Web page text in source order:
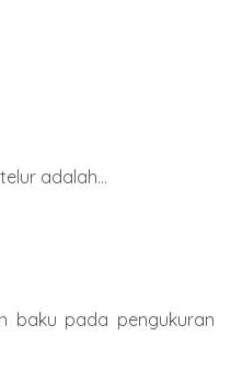
adalah...
baku pada pengukuran